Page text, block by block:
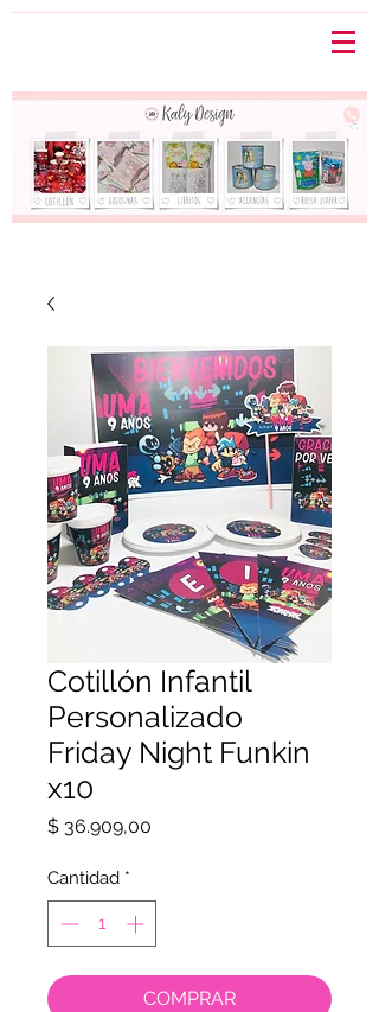
Cotillón Infantil
Personalizado
Friday Night Funkin
x10
$ 36.909,00
Cantidad *
COMPRAR